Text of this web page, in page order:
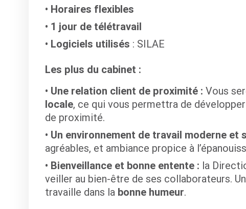
Horaires flexibles
1 jour de télétravail
Logiciels utilisés : SILAE
Les plus du cabinet :
Une relation client de proximité : Vous
locale, ce qui vous permettra de
de proximité.
Un environnement de travail moderne et
agréables, et ambiance propice à
Bienveillance et bonne entente : la
veiller au bien-être de ses collaborateurs.
travaille dans la bonne humeur.